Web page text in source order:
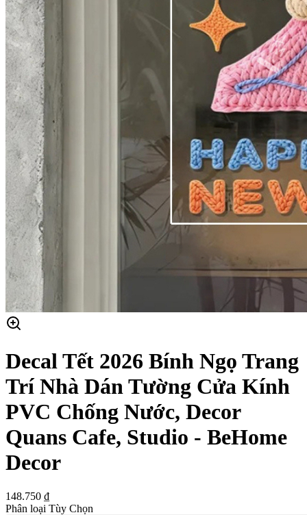
Decal Tết 2026 Bính Ngọ Trang
Trí Nhà Dán Tường Cửa Kính
PVC Chống Nước, Decor
Quans Cafe, Studio - BeHome
Decor
148.750 ₫
Phân loại Tùy Chọn